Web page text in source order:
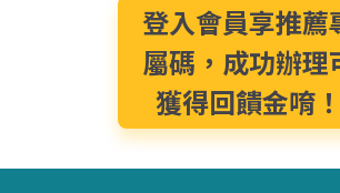
登入會員享推薦
屬碼，成功辦理
獲得回饋金唷！